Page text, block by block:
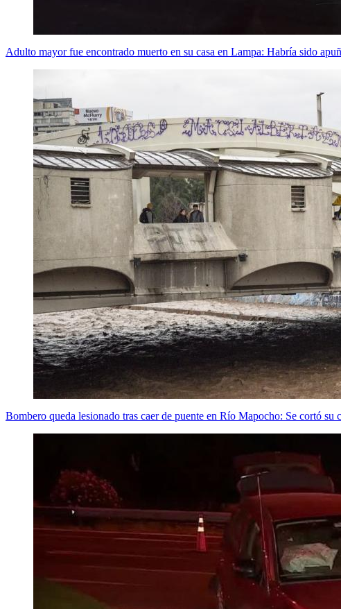
Adulto mayor fue encontrado muerto en su casa en Lampa: Habría sido
Bombero queda lesionado tras caer de puente en Río Mapocho: Se cortó su